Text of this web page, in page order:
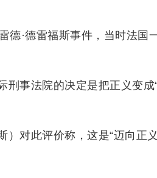
德·德雷福斯事件，当时法国
事法院的决定是把正义变成
）对此评价称，这是“迈向正